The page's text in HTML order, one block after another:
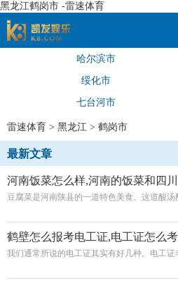
黑龙江鹤岗市 -雷速体育
哈尔滨市
绥化市
七台河市
雷速体育 > 黑龙江 > 鹤岗市
最新文章
河南饭菜怎么样,河南的饭菜和四
豆腐菜是河南陕县的一道特色美食。这道酸汤
鹤壁怎么报考电工证,电工证怎么
我们通常所说的电工证其实有好几种。电工证